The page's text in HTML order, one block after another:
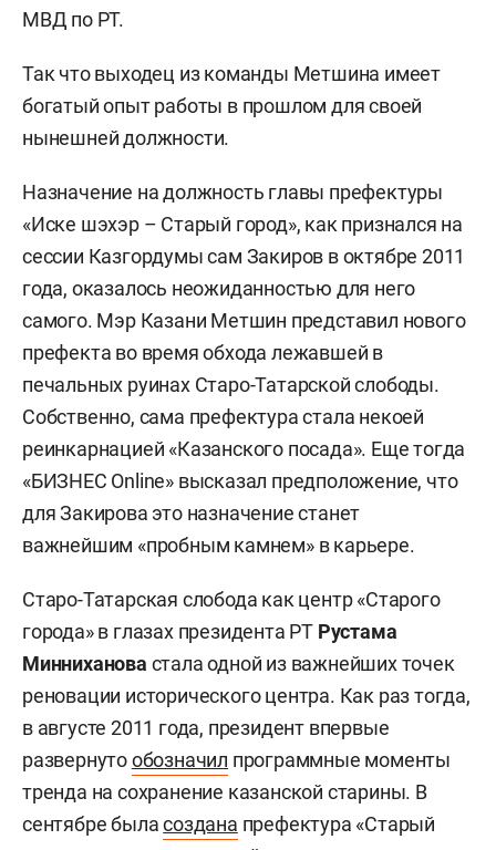
МВД по РТ.
Так что выходец из команды Метшина имеет
богатый опыт работы в прошлом для своей
нынешней должности.
Назначение на должность главы префектуры
«Иске шэхэр – Старый город», как признался на
сессии Казгордумы сам Закиров в октябре 2011
года, оказалось неожиданностью для него
самого. Мэр Казани Метшин представил нового
префекта во время обхода лежавшей в
печальных руинах Старо-Татарской слободы.
Собственно, сама префектура стала некоей
реинкарнацией «Казанского посада». Еще тогда
«БИЗНЕС Online» высказал предположение, что
для Закирова это назначение станет
важнейшим «пробным камнем» в карьере.
Старо-Татарская слобода как центр «Старого
города» в глазах президента РТ Рустама
Минниханова стала одной из важнейших точек
реновации исторического центра. Как раз тогда,
в августе 2011 года, президент впервые
развернутообозначил программные моменты
тренда на сохранение казанской старины. В
сентябре быласоздана префектура «Старый